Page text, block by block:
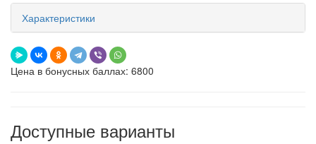
Характеристики
Цена в бонусных баллах: 6800
Доступные варианты